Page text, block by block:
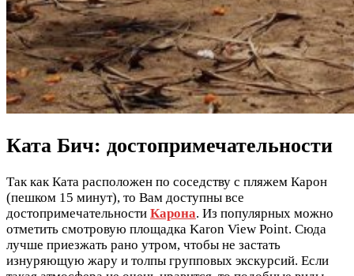
Ката Бич: достопримечательности
Так как Ката расположен по соседству с пляжем Карон
(пешком 15 минут), то Вам доступны все
достопримечательности Карона. Из популярных можно
отметить смотровую площадка Karon View Point. Сюда
лучше приезжать рано утром, чтобы не застать
изнуряющую жару и толпы групповых экскурсий. Если